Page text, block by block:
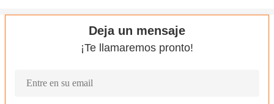
Deja un mensaje
¡Te llamaremos pronto!